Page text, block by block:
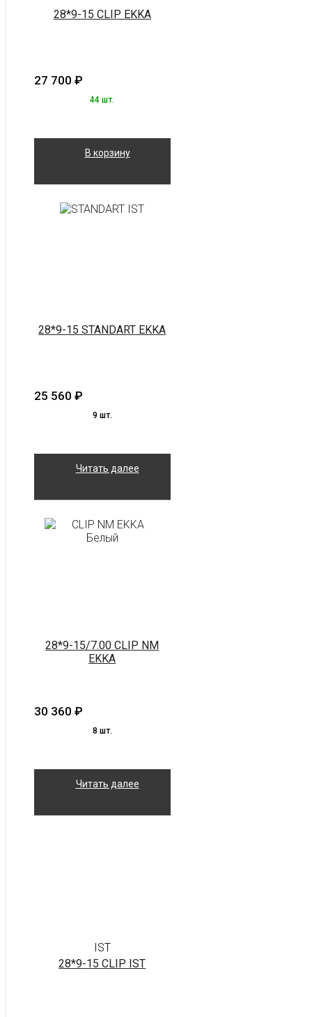
28*9-15 CLIP EKKA
27 700 ₽
44 шт.
В корзину
28*9-15 STANDART EKKA
25 560 ₽
9 шт.
Читать далее
28*9-15/7.00 CLIP NM
EKKA
30 360 ₽
8 шт.
Читать далее
IST
28*9-15 CLIP IST